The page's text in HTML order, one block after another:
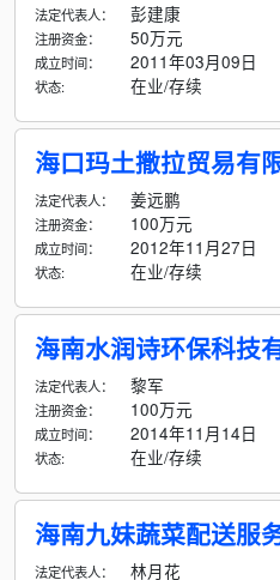
法定代表人： 彭建康
注册资金： 50万元
成立时间： 2011年03月09日
状态: 在业/存续
海口玛土撒拉贸易有
法定代表人： 姜远鹏
注册资金： 100万元
成立时间： 2012年11月27日
状态: 在业/存续
海南水润诗环保科技
法定代表人： 黎军
注册资金： 100万元
成立时间： 2014年11月14日
状态: 在业/存续
海南九妹蔬菜配送服
法定代表人： 林月花